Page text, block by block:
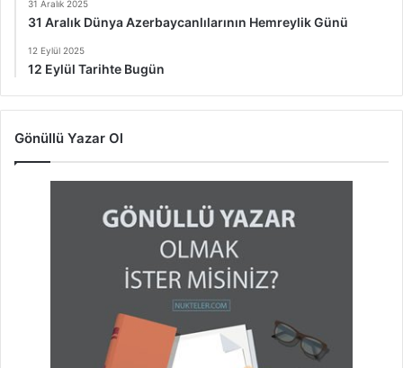
31 Aralık 2025
31 Aralık Dünya Azerbaycanlılarının Hemreylik Günü
12 Eylül 2025
12 Eylül Tarihte Bugün
Gönüllü Yazar Ol